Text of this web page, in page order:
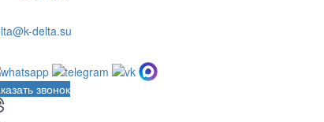
delta.su
звонок